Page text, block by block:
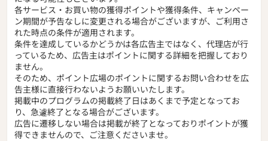
各サービス・お買い物の獲得ポイントや獲得条件、キャンペー
ン期間が予告なしに変更される場合がございますが、ご利用さ
れた時点の条件が適用されます。
条件を達成しているかどうかは各広告主ではなく、代理店が行
っているため、広告主はポイントに関する詳細を把握しており
ません。
そのため、ポイント広場のポイントに関するお問い合わせを広
告主様に直接行わないようお願いいたします。
掲載中のプログラムの掲載終了日はあくまで予定となってお
り、急遽終了となる場合がございます。
広告に遷移しない場合は掲載が終了となっておりポイントが獲
得できませんので、ご注意くださいませ。